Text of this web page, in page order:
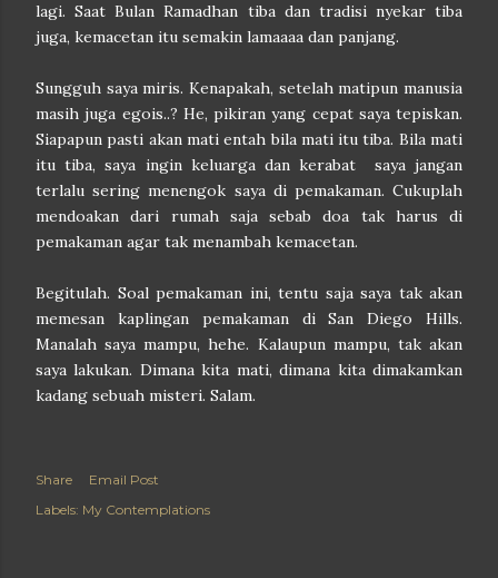
lagi. Saat Bulan Ramadhan tiba dan tradisi nyekar tiba
juga, kemacetan itu semakin lamaaaa dan panjang.
Sungguh saya miris. Kenapakah, setelah matipun manusia
masih juga egois..? He, pikiran yang cepat saya tepiskan.
Siapapun pasti akan mati entah bila mati itu tiba. Bila mati
itu tiba, saya ingin keluarga dan kerabat saya jangan
terlalu sering menengok saya di pemakaman. Cukuplah
mendoakan dari rumah saja sebab doa tak harus di
pemakaman agar tak menambah kemacetan.
Begitulah. Soal pemakaman ini, tentu saja saya tak akan
memesan kaplingan pemakaman di San Diego Hills.
Manalah saya mampu, hehe. Kalaupun mampu, tak akan
saya lakukan. Dimana kita mati, dimana kita dimakamkan
kadang sebuah misteri. Salam.
Share
Email Post
Labels: My Contemplations